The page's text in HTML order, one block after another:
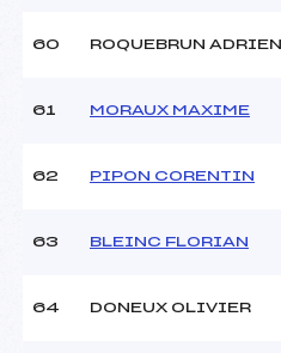
60 ROQUEBRUN ADRIEN
61 MORAUX MAXIME
62 PIPON CORENTIN
63 BLEINC FLORIAN
64 DONEUX OLIVIER